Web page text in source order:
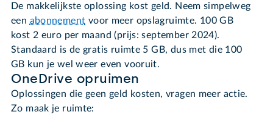
De makkelijkste oplossing kost geld. Neem simpelweg
een abonnement voor meer opslagruimte. 100 GB
kost 2 euro per maand (prijs: september 2024).
Standaard is de gratis ruimte 5 GB, dus met die 100
GB kun je wel weer even vooruit.
OneDrive opruimen
Oplossingen die geen geld kosten, vragen meer actie.
Zo maak je ruimte: